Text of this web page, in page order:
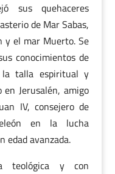
sus quehaceres
de Mar Sabas,
y el mar Muerto. Se
conocimientos de
talla espiritual y
en Jerusalén, amigo
IV, consejero de
en la lucha
edad avanzada.
teológica y con